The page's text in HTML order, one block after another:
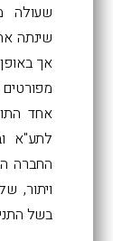
שעולה
שינתה
אך
לתע"א
החברה
ויתור,
בשל